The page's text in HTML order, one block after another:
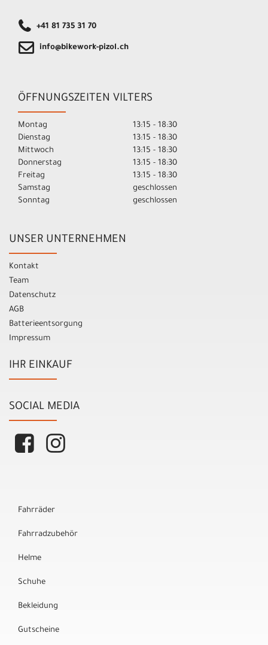
+41 81 735 31 70
info@bikework-pizol.ch
ÖFFNUNGSZEITEN VILTERS
Montag
13:15 - 18:30
Dienstag
13:15 - 18:30
Mittwoch
13:15 - 18:30
Donnerstag
13:15 - 18:30
Freitag
13:15 - 18:30
Samstag
geschlossen
Sonntag
geschlossen
UNSER UNTERNEHMEN
Kontakt
Team
Datenschutz
AGB
Batterieentsorgung
Impressum
IHR EINKAUF
SOCIAL MEDIA
Fahrräder
Fahrradzubehör
Helme
Schuhe
Bekleidung
Gutscheine